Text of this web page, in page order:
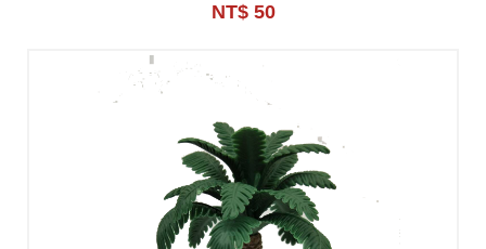
NT$ 50